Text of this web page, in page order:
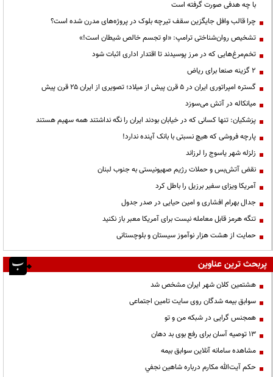
با چه هدفی صورت گرفته است
چرا قالب وافل جایگزین سقف تیرچه بلوک در پروژه‌های مدرن شده است؟
تشخیص روان‌شناختی ترامپ: «او تجسم خالص شیطان است!»
تخم‌مرغ‌هایی که در مرز پوسیدند تا اقتدار اداری اثبات شود
۲ گزینه صنعا برای ریاض
گستره امپراتوری ایران در ۵ قرن پیش از میلاد؛ تصویری از ایران ۲۵ قرن پیش
میانکاله در آتش می‌سوزد
پزشکیان: تنها کسانی که در خیابان بودند ایران را نگه نداشتند همه سهیم هستند
پارچه فروشی که هیچ نسبتی با بانک آینده ندارد!
زلزله شهر یاسوج را لرزاند
نقض آتش‌بس و حملات رژیم صهیونیستی به جنوب لبنان
آمریکا ویزای سفیر برزیل را باطل کرد
جدال بهرام افشاری و امین حیایی در صدر جدول
تنگه هرمز قابل معامله نیست برای آمریکا معبر باز نکنید
حمایت از هشت هزار نوآموز سیستان و بلوچستانی
پربحث ترین عناوین
هشتمین کلان شهر ایران مشخص شد
سوابق بیمه شدگان روی سایت تامین اجتماعی
همجنس گرایی در شبکه من و تو
13 توصیه آسان برای رفع بوی بد دهان
مشاهده سامانه آنلاين سوابق بیمه
حكم آيت‌الله مكارم درباره شاهين نجفي